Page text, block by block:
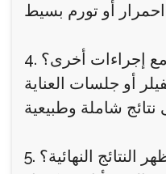
إجراءات أخرى؟
أو جلسات العناية
النتائج النهائية؟